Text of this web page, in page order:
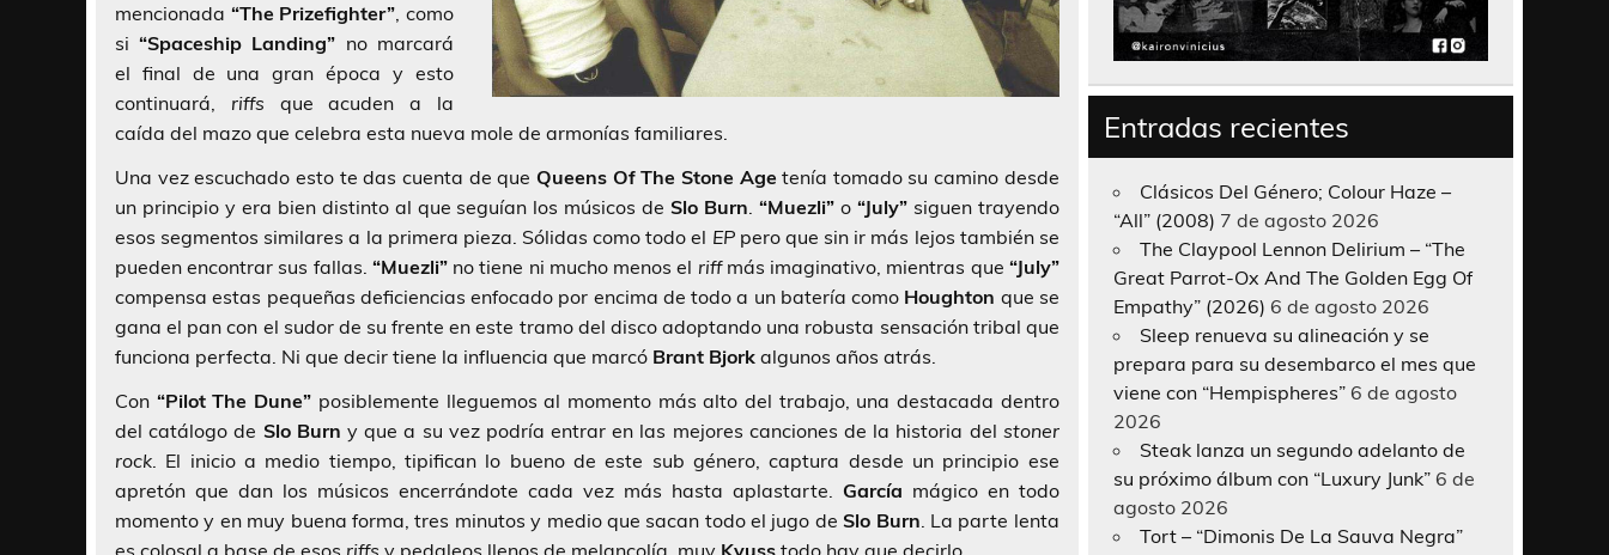
mencionada “The Prizefighter”, como
si“Spaceship Landing” no marcará
el final de una gran época y esto
continuará, riffs que acuden a la
caída del mazo que celebra esta nueva mole de armonías familiares.
Una vez escuchado esto te das cuenta de que Queens Of The Stone Age tenía tomado su camino desde
un principio y era bien distinto al que seguían los músicos deSlo Burn.“Muezli” o “July”siguen trayendo
esos segmentos similares a la primera pieza. Sólidas como todo el EPpero que sin ir más lejos también se
pueden encontrar sus fallas. “Muezli”no tiene ni mucho menos el riffmás imaginativo, mientras que “July”
compensa estas pequeñas deficiencias enfocado por encima de todo a un batería como Houghton que se
gana el pan con el sudor de su frente en este tramo del disco adoptando una robusta sensación tribal que
funciona perfecta. Ni que decir tiene la influencia que marcó Brant Bjork algunos años atrás.
Con “Pilot The Dune” posiblemente lleguemos al momento más alto del trabajo, una destacada dentro
del catálogo de Slo Burn y que a su vez podría entrar en las mejores canciones de la historia del stoner
rock. El inicio a medio tiempo, tipifican lo bueno de este sub género, captura desde un principio ese
apretón que dan los músicos encerrándote cada vez más hasta aplastarte. García mágico en todo
momento y en muy buena forma, tres minutos y medio que sacan todo el jugo deSlo Burn. La parte lenta
Entradas recientes
Clásicos Del Género; Colour Haze –
“All” (2008) 7 de agosto 2026
The Claypool Lennon Delirium – “The
Great Parrot-Ox And The Golden Egg Of
Empathy” (2026) 6 de agosto 2026
Sleep renueva su alineación y se
prepara para su desembarco el mes que
viene con “Hempispheres” 6 de agosto
2026
Steak lanza un segundo adelanto de
su próximo álbum con “Luxury Junk” 6 de
agosto 2026
Tort – “Dimonis De La Sauva Negra”